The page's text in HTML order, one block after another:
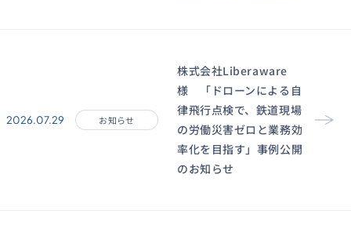
2026.07.29 お知らせ
株式会社Liberaware
様 「ドローンによる自
律飛行点検で、鉄道現場
の労働災害ゼロと業務効
率化を目指す」事例公開
のお知らせ